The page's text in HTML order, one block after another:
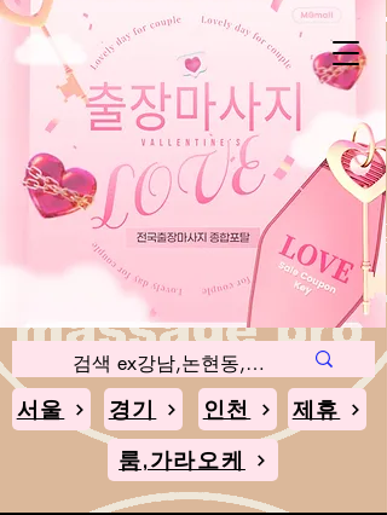
블로그
인천
경기
서울
서울
경기 인천
제휴
룸,가라오케